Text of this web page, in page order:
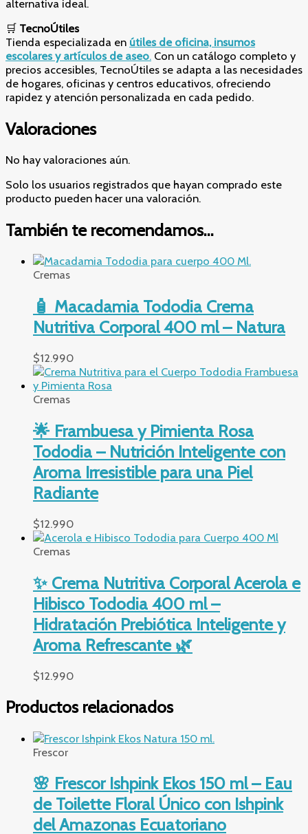
alternativa ideal.
🛒 TecnoÚtiles
Tienda especializada en útiles de oficina, insumos
escolares y artículos de aseo. Con un catálogo completo y
precios accesibles, TecnoÚtiles se adapta a las necesidades
de hogares, oficinas y centros educativos, ofreciendo
rapidez y atención personalizada en cada pedido.
Valoraciones
No hay valoraciones aún.
Solo los usuarios registrados que hayan comprado este
producto pueden hacer una valoración.
También te recomendamos…
Cremas
🧴 Macadamia Tododia Crema
Nutritiva Corporal 400 ml – Natura
$12.990
Cremas
🌟 Frambuesa y Pimienta Rosa
Tododia – Nutrición Inteligente con
Aroma Irresistible para una Piel
Radiante
$12.990
Cremas
✨ Crema Nutritiva Corporal Acerola e
Hibisco Tododia 400 ml –
Hidratación Prebiótica Inteligente y
Aroma Refrescante 🌿
$12.990
Productos relacionados
Frescor
🌸 Frescor Ishpink Ekos 150 ml – Eau
de Toilette Floral Único con Ishpink
del Amazonas Ecuatoriano